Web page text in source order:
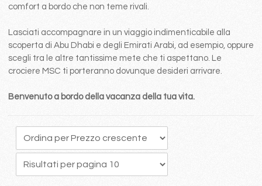
comfort a bordo che non teme rivali.
Lasciati accompagnare in un viaggio indimenticabile alla
scoperta di Abu Dhabi e degli Emirati Arabi, ad esempio, oppure
scegli tra le altre tantissime mete che ti aspettano. Le
crociere MSC ti porteranno dovunque desideri arrivare.
Benvenuto a bordo della vacanza della tua vita.